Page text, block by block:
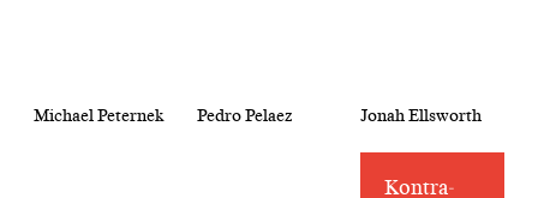
Michael Peternek Pedro Pelaez Jonah Ellsworth
Kontra­